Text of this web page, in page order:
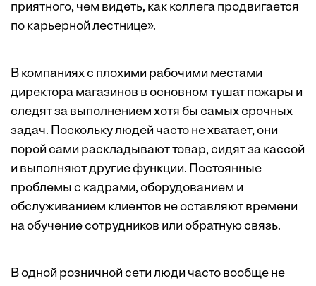
приятного, чем видеть, как коллега продвигается
по карьерной лестнице».
В компаниях с плохими рабочими местами
директора магазинов в основном тушат пожары и
следят за выполнением хотя бы самых срочных
задач. Поскольку людей часто не хватает, они
порой сами раскладывают товар, сидят за кассой
и выполняют другие функции. Постоянные
проблемы с кадрами, оборудованием и
обслуживанием клиентов не оставляют времени
на обучение сотрудников или обратную связь.
В одной розничной сети люди часто вообще не